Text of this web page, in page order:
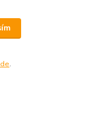
.